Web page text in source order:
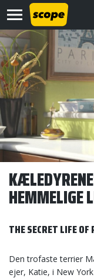
Om
©
HEMMELIGE
THE SECRET LIFE OF
Den trofaste terrier
ejer, Katie, i New